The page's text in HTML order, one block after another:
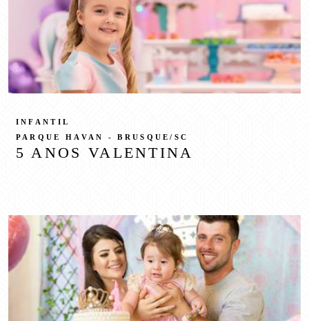
5 ANOS VALENTINA
INFANTIL
PARQUE HAVAN - BRUSQUE/SC